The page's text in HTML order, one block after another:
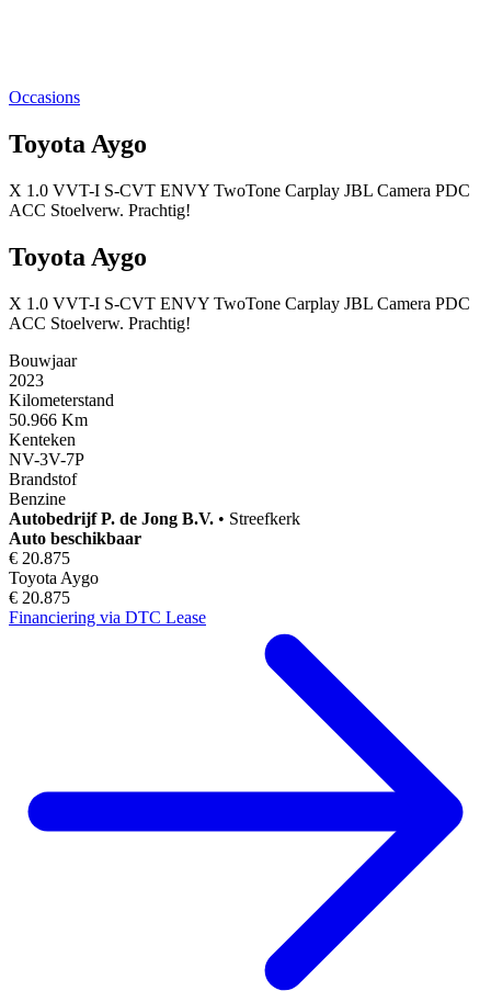
Occasions
Toyota Aygo
X 1.0 VVT-I S-CVT ENVY TwoTone Carplay JBL Camera PDC
ACC Stoelverw. Prachtig!
Toyota Aygo
X 1.0 VVT-I S-CVT ENVY TwoTone Carplay JBL Camera PDC
ACC Stoelverw. Prachtig!
Bouwjaar
2023
Kilometerstand
50.966 Km
Kenteken
NV-3V-7P
Brandstof
Benzine
AutobedrijfP. de Jong B.V. • Streefkerk
Auto beschikbaar
€ 20.875
Toyota Aygo
€ 20.875
Financiering via DTC Lease